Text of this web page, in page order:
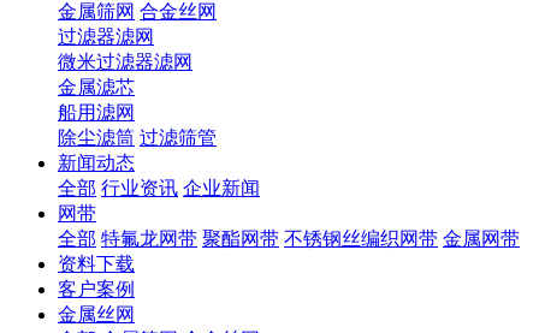
金属筛网 合金丝网
过滤器滤网
微米过滤器滤网
金属滤芯
船用滤网
除尘滤筒 过滤筛管
新闻动态
全部 行业资讯 企业新闻
网带
全部 特氟龙网带 聚酯网带 不锈钢丝编织网带 金属网带
资料下载
客户案例
金属丝网